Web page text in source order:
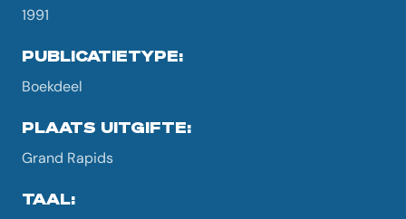
1991
PUBLICATIETYPE:
Boekdeel
PLAATS UITGIFTE:
Grand Rapids
TAAL: